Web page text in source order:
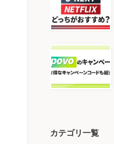
カテゴリ一覧